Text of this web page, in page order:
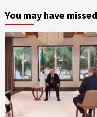
You may have missed